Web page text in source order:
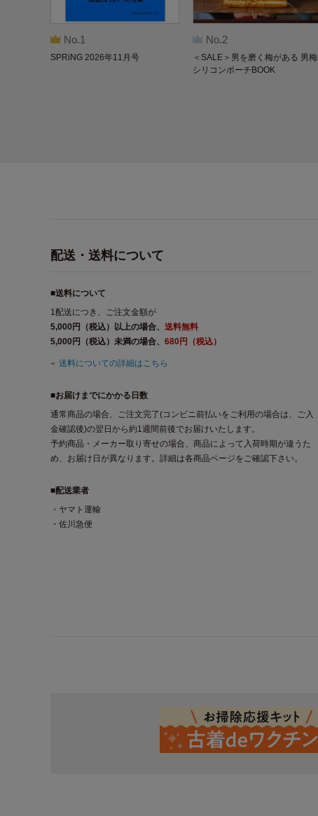
No.1
SPRiNG 2026年11月号
No.2
＜SALE＞男を磨く梅がある 男梅
シリコンポーチBOOK
配送・送料について
■送料について
1配送につき、ご注文金額が
5,000円（税込）以上の場合、 送料無料
5,000円（税込）未満の場合、 680円（税込）
送料についての詳細はこちら
■お届けまでにかかる日数
通常商品の場合、ご注文完了(コンビニ前払いをご利用の場合は、ご入
金確認後)の翌日から約1週間前後でお届けいたします。
予約商品・メーカー取り寄せの場合、商品によって入荷時期が違うた
め、お届け日が異なります。詳細は各商品ページをご確認下さい。
■配送業者
・ヤマト運輸
・佐川急便